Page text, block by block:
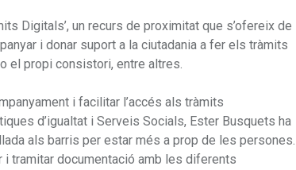
Digitals’, un recurs de proximitat que s’ofereix de
i donar suport a la ciutadania a fer els tràmits
el propi consistori, entre altres.
i facilitar l’accés als tràmits
d’igualtat i Serveis Socials, Ester Busquets ha
als barris per estar més a prop de les persones.
tramitar documentació amb les diferents